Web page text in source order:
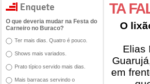
O que deveria mudar na Festa do
Carneiro no Buraco?
Ter mais dias. Quatro é pouco.
Shows mais variados.
Prato típico servido mais dias.
Mais barracas servindo o
TA
O
Elias
em